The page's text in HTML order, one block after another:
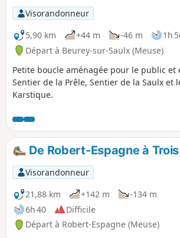
Visorandonneur
5,90 km
+44 m -46 m 1h
Départ à Beurey-sur-Saulx (Meuse)
Petite boucle aménagée pour le public
Sentier de la Prêle, Sentier de la Saulx et
Karstique.
De Robert-Espagne à
Visorandonneur
21,88 km
+142 m
-134 m
6h 40
Difficile
Départ à Robert-Espagne (Meuse)